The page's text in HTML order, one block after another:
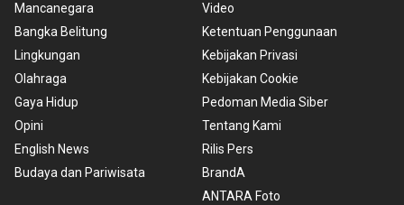
Mancanegara
Bangka Belitung
Lingkungan
Olahraga
Gaya Hidup
Opini
English News
Budaya dan Pariwisata
Video
Ketentuan Penggunaan
Kebijakan Privasi
Kebijakan Cookie
Pedoman Media Siber
Tentang Kami
Rilis Pers
BrandA
ANTARA Foto